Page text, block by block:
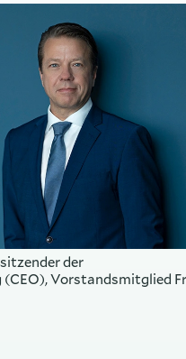
der
Vorstandsmitglied